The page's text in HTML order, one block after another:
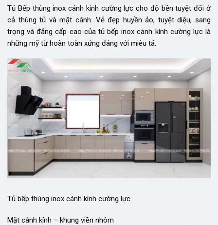
Tủ Bếp thùng inox cánh kính cường lực cho độ bền tuyệt đối ở
cả thùng tủ và mặt cánh. Vẻ đẹp huyền ảo, tuyệt diệu, sang
trọng và đẳng cấp cao của tủ bếp inox cánh kính cường lực là
những mỹ từ hoàn toàn xứng đáng với miêu tả.
Tủ bếp thùng inox cánh kính cường lực
Mặt cánh kính – khung viền nhôm